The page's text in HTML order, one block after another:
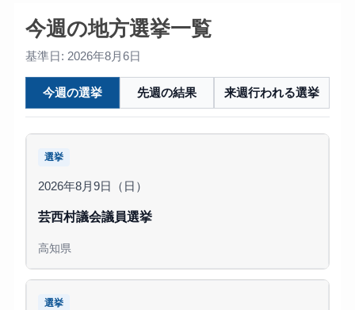
今週の地方選挙一覧
基準日: 2026年8月6日
今週の選挙 先週の結果 来週行われる選挙
選挙
2026年8月9日（日）
芸西村議会議員選挙
高知県
選挙